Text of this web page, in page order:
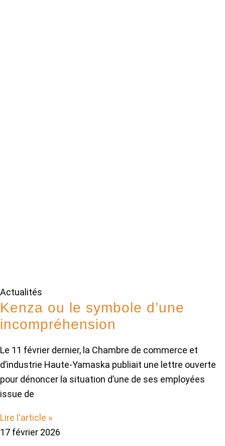
Actualités
Kenza ou le symbole d’une
incompréhension
Le 11 février dernier, la Chambre de commerce et
d’industrie Haute-Yamaska publiait une lettre ouverte
pour dénoncer la situation d’une de ses employées
issue de
Lire l'article »
17 février 2026